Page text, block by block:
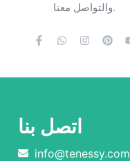
والتواصل معنا.
اتصل بنا
info@tenessy.com